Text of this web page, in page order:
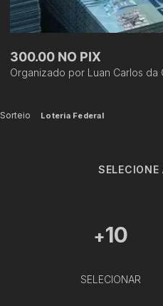
300.00 NO PIX
Organizado por Luan Carlos da
Sorteio Loteria Federal
SELECIONE
+10
SELECIONAR